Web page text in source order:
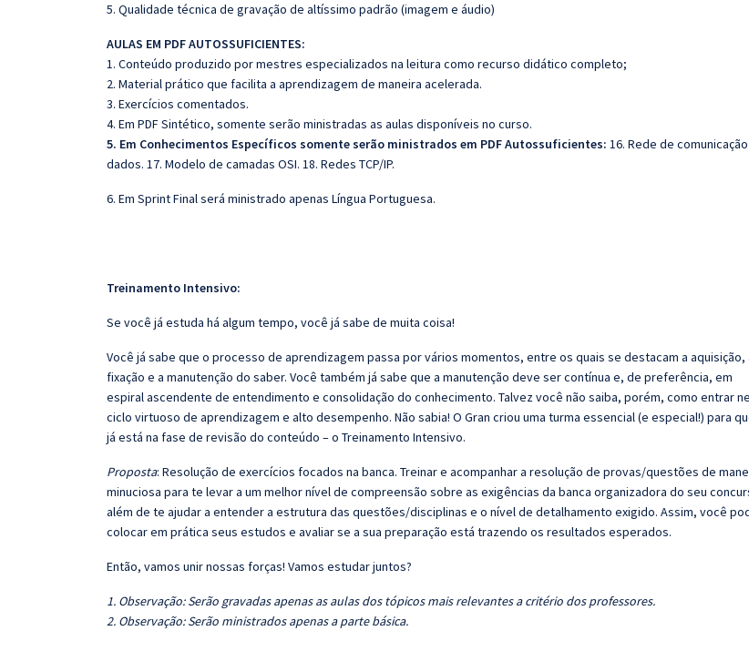
5. Qualidade técnica de gravação de altíssimo padrão (imagem e áudio)
AULAS EM PDF AUTOSSUFICIENTES:
1. Conteúdo produzido por mestres especializados na leitura como recurso didático completo;
2. Material prático que facilita a aprendizagem de maneira acelerada.
3. Exercícios comentados.
4. Em PDF Sintético, somente serão ministradas as aulas disponíveis no curso.
5. Em Conhecimentos Específicos somente serão ministrados em PDF Autossuficientes: 16. Rede de
dados. 17. Modelo de camadas OSI. 18. Redes TCP/IP.
6. Em Sprint Final será ministrado apenas Língua Portuguesa.
Treinamento Intensivo:
Se você já estuda há algum tempo, você já sabe de muita coisa!
Você já sabe que o processo de aprendizagem passa por vários momentos, entre os quais se destacam a aquisição,
fixação e a manutenção do saber. Você também já sabe que a manutenção deve ser contínua e, de preferência, em
espiral ascendente de entendimento e consolidação do conhecimento. Talvez você não saiba, porém, como entrar
ciclo virtuoso de aprendizagem e alto desempenho. Não sabia! O Gran criou uma turma essencial (e especial!) para
já está na fase de revisão do conteúdo – o Treinamento Intensivo.
Proposta: Resolução de exercícios focados na banca. Treinar e acompanhar a resolução de provas/questões de
minuciosa para te levar a um melhor nível de compreensão sobre as exigências da banca organizadora do seu
além de te ajudar a entender a estrutura das questões/disciplinas e o nível de detalhamento exigido. Assim, você
colocar em prática seus estudos e avaliar se a sua preparação está trazendo os resultados esperados.
Então, vamos unir nossas forças! Vamos estudar juntos?
1. Observação: Serão gravadas apenas as aulas dos tópicos mais relevantes a critério dos professores.
2. Observação: Serão ministrados apenas a parte básica.